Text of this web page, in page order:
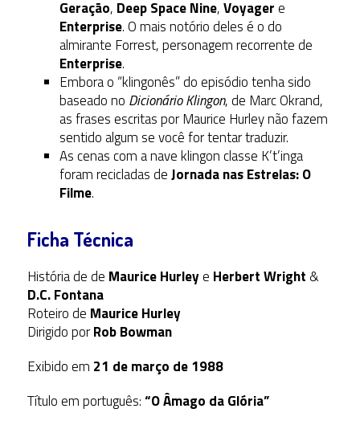
Geração, Deep Space Nine,Voyagere
Enterprise. O mais notório deles é o do
almirante Forrest, personagem recorrente de
Enterprise.
Embora o “klingonês” do episódio tenha sido
baseado no Dicionário Klingon, de Marc Okrand,
as frases escritas por Maurice Hurley não fazem
sentido algum se você for tentar traduzir.
As cenas com a nave klingon classe K’t’inga
foram recicladas deJornada nas Estrelas: O
Filme.
Ficha Técnica
História de de Maurice Hurleye Herbert Wright &
D.C. Fontana
Roteiro de Maurice Hurley
Dirigido porRob Bowman
Exibido em 21 de março de 1988
Título em português:“O Âmago da Glória”